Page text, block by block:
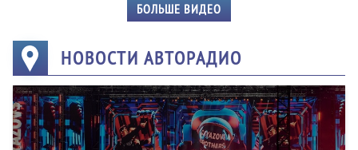
БОЛЬШЕ ВИДЕО
НОВОСТИ АВТОРАДИО